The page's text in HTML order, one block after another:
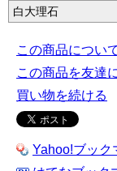
白大理石
この商品につい
この商品を友達
買い物を続ける
Yahoo!ブック